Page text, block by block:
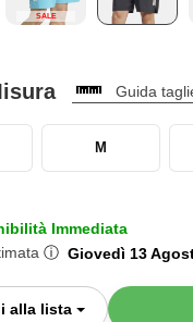
SALE
Guida
M
Immediata
ⓘ Giovedì 13
alla lista Toggle